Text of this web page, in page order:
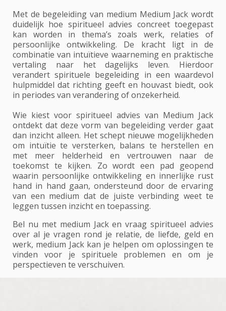
Met de begeleiding van medium Medium Jack wordt
duidelijk hoe spiritueel advies concreet toegepast
kan worden in thema’s zoals werk, relaties of
persoonlijke ontwikkeling. De kracht ligt in de
combinatie van intuïtieve waarneming en praktische
vertaling naar het dagelijks leven. Hierdoor
verandert spirituele begeleiding in een waardevol
hulpmiddel dat richting geeft en houvast biedt, ook
in periodes van verandering of onzekerheid.
Wie kiest voor spiritueel advies van Medium Jack
ontdekt dat deze vorm van begeleiding verder gaat
dan inzicht alleen. Het schept nieuwe mogelijkheden
om intuïtie te versterken, balans te herstellen en
met meer helderheid en vertrouwen naar de
toekomst te kijken. Zo wordt een pad geopend
waarin persoonlijke ontwikkeling en innerlijke rust
hand in hand gaan, ondersteund door de ervaring
van een medium dat de juiste verbinding weet te
leggen tussen inzicht en toepassing.
Bel nu met medium Jack en vraag spiritueel advies
over al je vragen rond je relatie, de liefde, geld en
werk, medium Jack kan je helpen om oplossingen te
vinden voor je spirituele problemen en om je
perspectieven te verschuiven.